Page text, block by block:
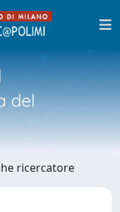
del
ricercatore